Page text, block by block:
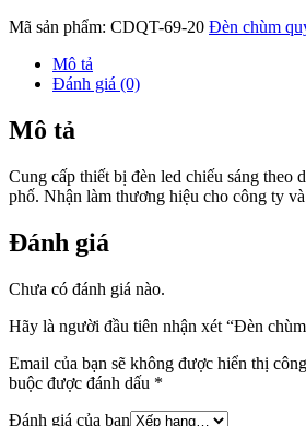
Mã sản phẩm: CDQT-69-20 Đèn chùm
Mô tả
Đánh giá (0)
Mô tả
Cung cấp thiết bị đèn led chiếu sáng theo
phố. Nhận làm thương hiệu cho công ty
Đánh giá
Chưa có đánh giá nào.
Hãy là người đầu tiên nhận xét “Đèn
Email của bạn sẽ không được hiển thị
buộc được đánh dấu *
Đánh giá của bạn